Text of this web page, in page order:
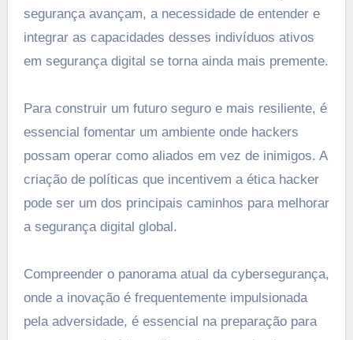
segurança avançam, a necessidade de entender e
integrar as capacidades desses indivíduos ativos
em segurança digital se torna ainda mais premente.
Para construir um futuro seguro e mais resiliente, é
essencial fomentar um ambiente onde hackers
possam operar como aliados em vez de inimigos. A
criação de políticas que incentivem a ética hacker
pode ser um dos principais caminhos para melhorar
a segurança digital global.
Compreender o panorama atual da cybersegurança,
onde a inovação é frequentemente impulsionada
pela adversidade, é essencial na preparação para